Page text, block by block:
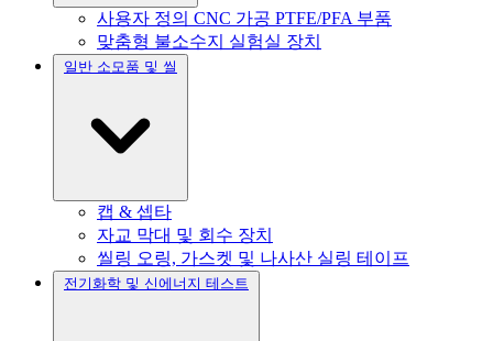
사용자 정의 CNC 가공 PTFE/PFA 부품
맞춤형 불소수지 실험실 장치
일반 소모품 및 씰
캡 & 셉타
자교 막대 및 회수 장치
씰링 오링, 가스켓 및 나사산 실링 테이프
전기화학 및 신에너지 테스트